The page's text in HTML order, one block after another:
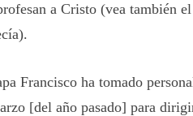
a Cristo(vea también
Francisco ha tomado
[del año pasado] para